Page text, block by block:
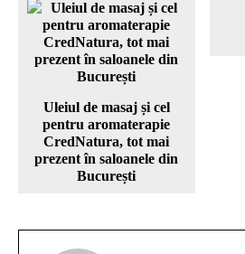
Uleiul de masaj și cel
pentru aromaterapie
CredNatura, tot mai
prezent în saloanele din
București